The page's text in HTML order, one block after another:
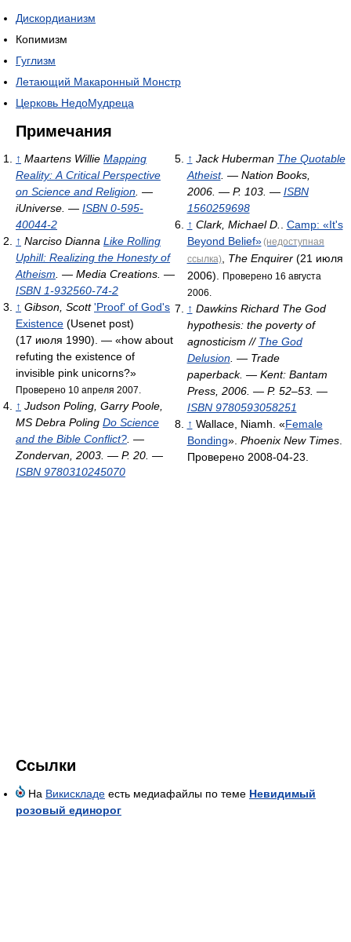
Дискордианизм
Копимизм
Гуглизм
Летающий Макаронный Монстр
Церковь НедоМудреца
Примечания
↑ Maartens Willie Mapping
Reality: A Critical Perspective
on Science and Religion . —
iUniverse. — ISBN 0-595-
40044-2
↑ Narciso Dianna Like Rolling
Uphill: Realizing the Honesty of
Atheism . — Media Creations. —
ISBN 1-932560-74-2
↑ Gibson, Scott 'Proof' of God's
Existence (Usenet post)
(17 июля 1990). — «how about
refuting the existence of
invisible pink unicorns?»
Проверено 10 апреля 2007.
↑ Judson Poling, Garry Poole,
MS Debra Poling Do Science
and the Bible Conflict? . —
Zondervan, 2003. — P. 20. —
ISBN 9780310245070
↑ Jack Huberman The Quotable
Atheist. — Nation Books,
2006. — P. 103. — ISBN
1560259698
↑ Clark, Michael D.
Camp: «It's
Beyond Belief»(недоступная
ссылка), The Enquirer(21 июля
2006).
Проверено 16 августа
2006.
↑ Dawkins RichardThe God
hypothesis: the poverty of
agnosticism // The God
Delusion. — Trade
paperback. — Kent: Bantam
Press, 2006. — P. 52–53. —
ISBN 9780593058251
↑ Wallace, Niamh. «Female
Bonding». Phoenix New Times.
Проверено 2008-04-23.
Ссылки
На Викискладе есть медиафайлы по теме Невидимый
розовый единорог